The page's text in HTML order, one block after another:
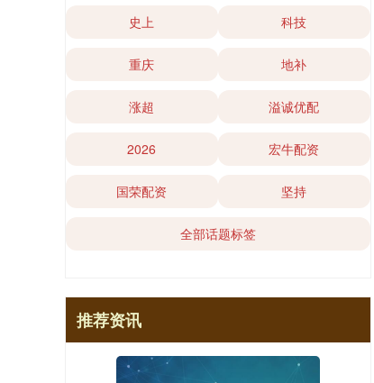
史上 科技
重庆 地补
涨超 溢诚优配
2026 宏牛配资
国荣配资 坚持
全部话题标签
推荐资讯